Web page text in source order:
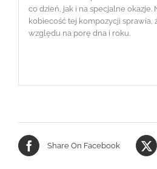
co dzień, jak i na specjalne okazje.
kobiecość tej kompozycji sprawia,
względu na porę dna i roku.
Share On Facebook